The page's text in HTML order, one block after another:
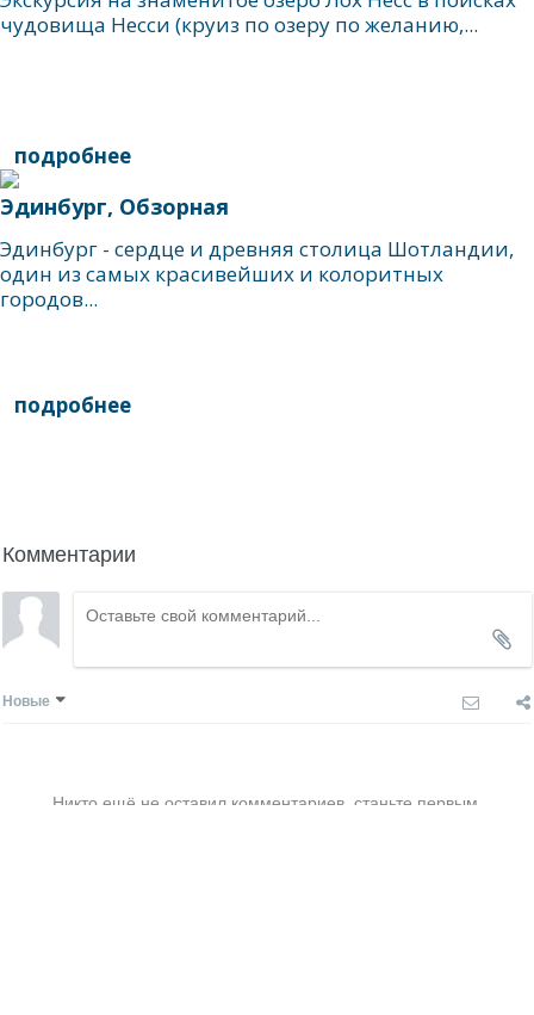
чудовища Несси (круиз по озеру по желанию,...
подробнее
Эдинбург, Обзорная
Эдинбург - сердце и древняя столица Шотландии,
один из самых красивейших и колоритных
городов...
подробнее
Комментарии
Новые
Никто ещё не оставил комментариев, станьте первым.